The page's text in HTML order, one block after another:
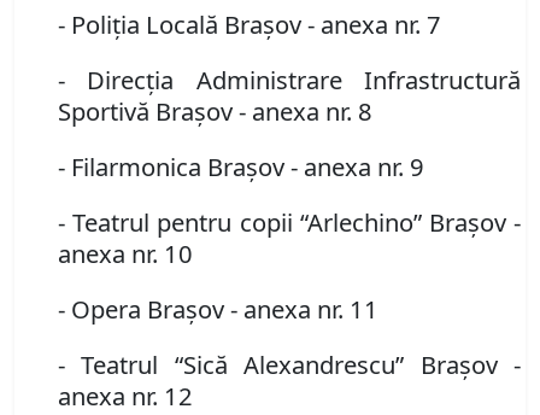
- Poliţia Locală Braşov- anexa nr. 7
- Direcţia Administrare Infrastructură
Sportivă Braşov- anexa nr. 8
- Filarmonica Braşov- anexa nr. 9
- Teatrul pentru copii “Arlechino” Braşov -
anexa nr. 10
- Opera Braşov- anexa nr. 11
- Teatrul “Sică Alexandrescu” Braşov -
anexa nr. 12